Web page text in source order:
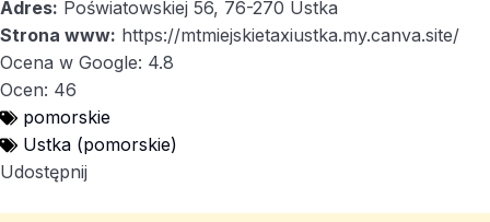
Adres: Poświatowskiej 56, 76-270 Ustka
Strona www: https://mtmiejskietaxiustka.my.canva.site/
Ocena w Google: 4.8
Ocen: 46
pomorskie
Ustka (pomorskie)
Udostępnij